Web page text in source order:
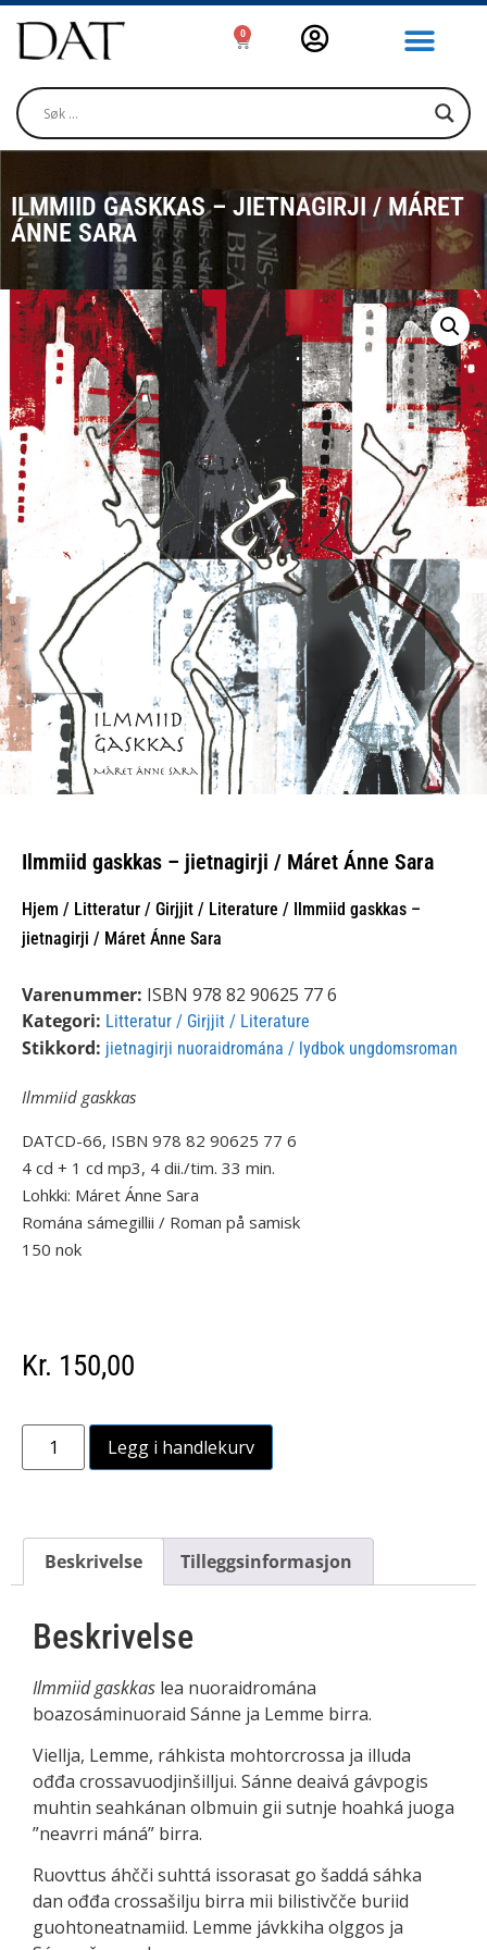
0
ILMMIID GASKKAS – JIETNAGIRJI / MÁRET
ÁNNE SARA
Ilmmiid gaskkas – jietnagirji / Máret Ánne Sara
Hjem / Litteratur / Girjjit / Literature / Ilmmiid gaskkas –
jietnagirji / Máret Ánne Sara
Varenummer: ISBN 978 82 90625 77 6
Kategori: Litteratur / Girjjit / Literature
Stikkord: jietnagirji nuoraidromána / lydbok ungdomsroman
Ilmmiid gaskkas
DATCD-66, ISBN 978 82 90625 77 6
4 cd + 1 cd mp3, 4 dii./tim. 33 min.
Lohkki: Máret Ánne Sara
Romána sámegillii / Roman på samisk
150 nok
Kr 150,00
Legg i handlekurv
Beskrivelse Tilleggsinformasjon
Beskrivelse
Ilmmiid gaskkas lea nuoraidromána
boazosáminuoraid Sánne ja Lemme birra.
Viellja, Lemme, ráhkista mohtorcrossa ja illuda
ođđa crossavuodjinšilljui. Sánne deaivá gávpogis
muhtin seahkánan olbmuin gii sutnje hoahká juoga
”neavrri máná” birra.
Ruovttus áhčči suhttá issorasat go šaddá sáhka
dan ođđa crossašilju birra mii bilistivčče buriid
guohtoneatnamiid. Lemme jávkkiha olggos ja